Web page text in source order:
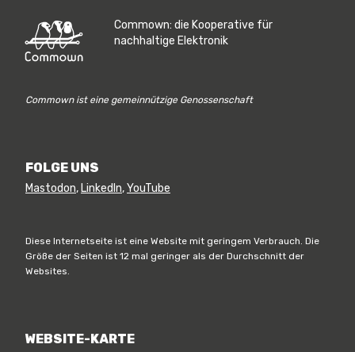
Commown: die Kooperative für
nachhaltige Elektronik
Commown ist eine gemeinnützige Genossenschaft
FOLGE UNS
Mastodon, LinkedIn,YouTube
Diese Internetseite ist eine Website mit geringem Verbrauch. Die
Größe der Seiten ist 12 mal geringer als der Durchschnitt der
Websites.
WEBSITE-KARTE